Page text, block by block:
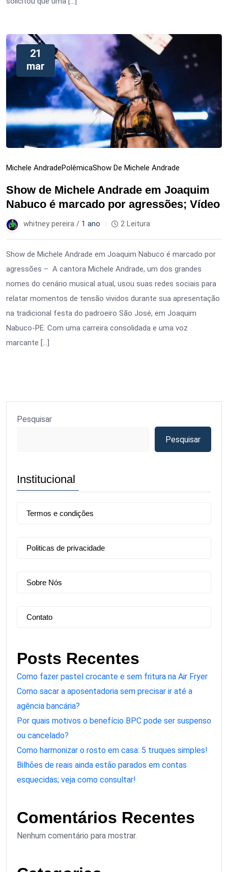
21
mar
Michele AndradePolêmicaShow De Michele Andrade
Show de Michele Andrade em Joaquim
Nabuco é marcado por agressões; Vídeo
whitney pereira / 1 ano 2 Leitura
Show de Michele Andrade em Joaquim Nabuco é marcado por
agressões – A cantora Michele Andrade, um dos grandes
nomes do cenário musical atual, usou suas redes sociais para
relatar momentos de tensão vividos durante sua apresentação
na tradicional festa do padroeiro São José, em Joaquim
Nabuco-PE. Com uma carreira consolidada e uma voz
marcante […]
Pesquisar
Pesquisar
Institucional
Termos e condições
Politicas de privacidade
Sobre Nós
Contato
Posts Recentes
Como fazer pastel crocante e sem fritura na Air Fryer
Como sacar a aposentadoria sem precisar ir até a
agência bancária?
Por quais motivos o benefício BPC pode ser suspenso
ou cancelado?
Como harmonizar o rosto em casa: 5 truques simples!
Bilhões de reais ainda estão parados em contas
esquecidas; veja como consultar!
Comentários Recentes
Nenhum comentário para mostrar.